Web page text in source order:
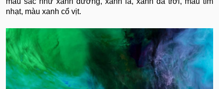
nhạt, màu xanh cổ vịt.